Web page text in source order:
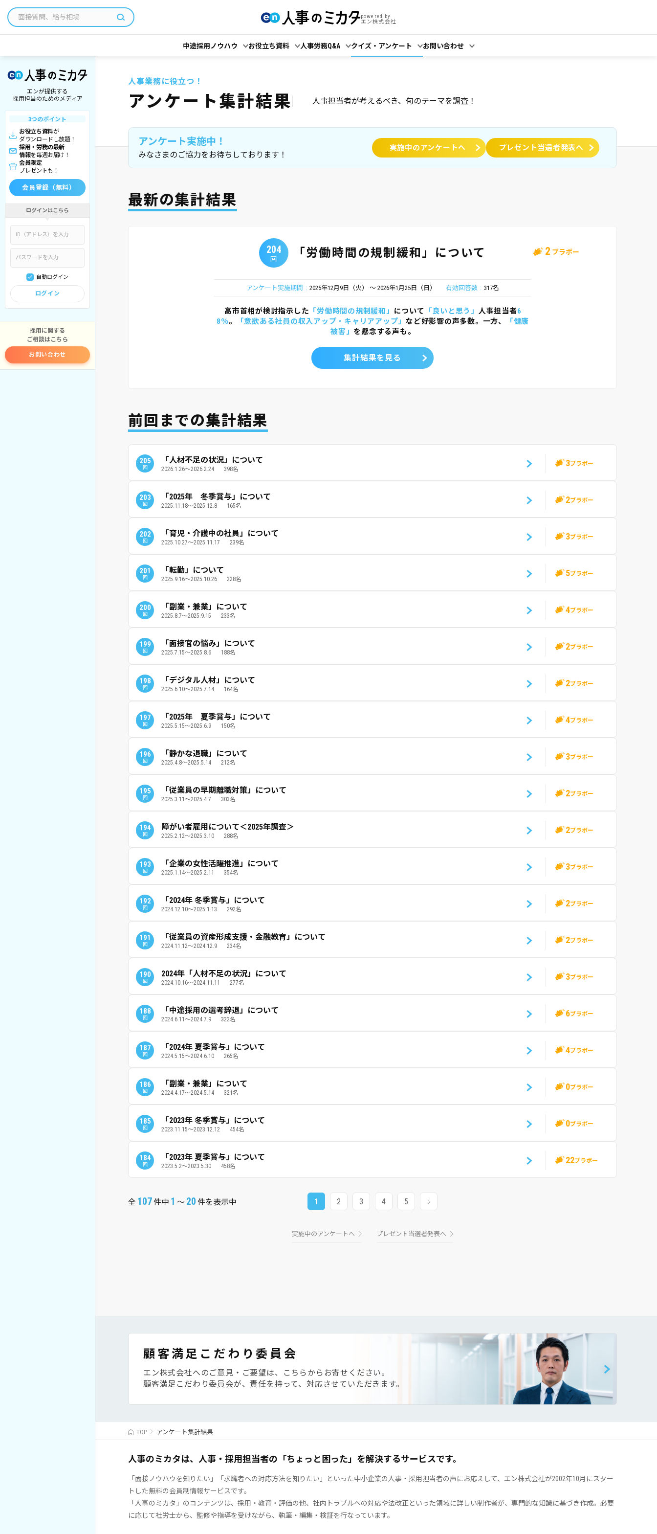
powered by
エン株式会社
中途採用ノウハウ お役立ち資料 人事労務Q&A クイズ・アンケート お問い合わせ
エンが提供する
採用担当のためのメディア
3つのポイント
お役立ち資料が
ダウンロードし放題！
採用・労務の最新
情報を毎週お届け！
会員限定
プレゼントも！
会員登録（無料）
ログインはこちら
自動ログイン
ログイン
採用に関する
ご相談はこちら
お問い合わせ
人事業務に役立つ！
アンケート集計結果 人事担当者が考えるべき、旬のテーマを調査！
アンケート実施中！
みなさまのご協力をお待ちしております！
実施中のアンケートへ プレゼント当選者発表へ
最新の集計結果
2 ブラボー
204
回 「労働時間の規制緩和」について
アンケート実施期間 2025年12月9日（火） 2026年1月25日（日） 有効回答数 317名
高市首相が検討指示した 「労働時間の規制緩和」 について 「良いと思う」 人事担当者6
8％。 「意欲ある社員の収入アップ・キャリアアップ」など好影響の声多数。一方、
「健康
被害」 を懸念する声も。
集計結果を見る
前回までの集計結果
205
回
「人材不足の状況」について
2026.1.26～2026.2.24 398名
3ブラボー
203
回
「2025年 冬季賞与」について
2025.11.18～2025.12.8 165名
2ブラボー
202
回
「育児・介護中の社員」について
2025.10.27～2025.11.17 239名
3ブラボー
201
回
「転勤」について
2025.9.16～2025.10.26 228名
5ブラボー
200
回
「副業・兼業」について
2025.8.7～2025.9.15 233名
4ブラボー
199
回
「面接官の悩み」について
2025.7.15～2025.8.6 188名
2ブラボー
198
回
「デジタル人材」について
2025.6.10～2025.7.14 164名
2ブラボー
197
回
「2025年 夏季賞与」について
2025.5.15～2025.6.9 150名
4ブラボー
196
回
「静かな退職」について
2025.4.8～2025.5.14 212名
3ブラボー
195
回
「従業員の早期離職対策」について
2025.3.11～2025.4.7 303名
2ブラボー
194
回
障がい者雇用について＜2025年調査＞
2025.2.12～2025.3.10 288名
2ブラボー
193
回
「企業の女性活躍推進」について
2025.1.14～2025.2.11 354名
3ブラボー
192
回
「2024年 冬季賞与」について
2024.12.10～2025.1.13 292名
2ブラボー
191
回
「従業員の資産形成支援・金融教育」について
2024.11.12～2024.12.9 234名
2ブラボー
190
回
2024年「人材不足の状況」について
2024.10.16～2024.11.11 277名
3ブラボー
188
回
「中途採用の選考辞退」について
2024.6.11～2024.7.9 322名
6ブラボー
187
回
「2024年 夏季賞与」について
2024.5.15～2024.6.10 265名
4ブラボー
186
回
「副業・兼業」について
2024.4.17～2024.5.14 321名
0ブラボー
185
回
「2023年 冬季賞与」について
2023.11.15～2023.12.12 454名
0ブラボー
184
回
「2023年 夏季賞与」について
2023.5.2～2023.5.30 458名
22ブラボー
全 107件中 1 ～ 20 件を表示中 1 2 3 4 5
実施中のアンケートへ プレゼント当選者発表へ
顧客満足こだわり委員会
エン株式会社へのご意見・ご要望は、こちらからお寄せください。
顧客満足こだわり委員会が、責任を持って、対応させていただきます。
TOP アンケート集計結果
人事のミカタは、人事・採用担当者の「ちょっと困った」を解決するサービスです。
「面接ノウハウを知りたい」「求職者への対応方法を知りたい」といった中小企業の人事・採用担当者の声にお応えして、エン株式会社が2002年10月にスター
トした無料の会員制情報サービスです。
「人事のミカタ」のコンテンツは、採用・教育・評価の他、社内トラブルへの対応や法改正といった領域に詳しい制作者が、専門的な知識に基づき作成。必要
に応じて社労士から、監修や指導を受けながら、執筆・編集・検証を行なっています。